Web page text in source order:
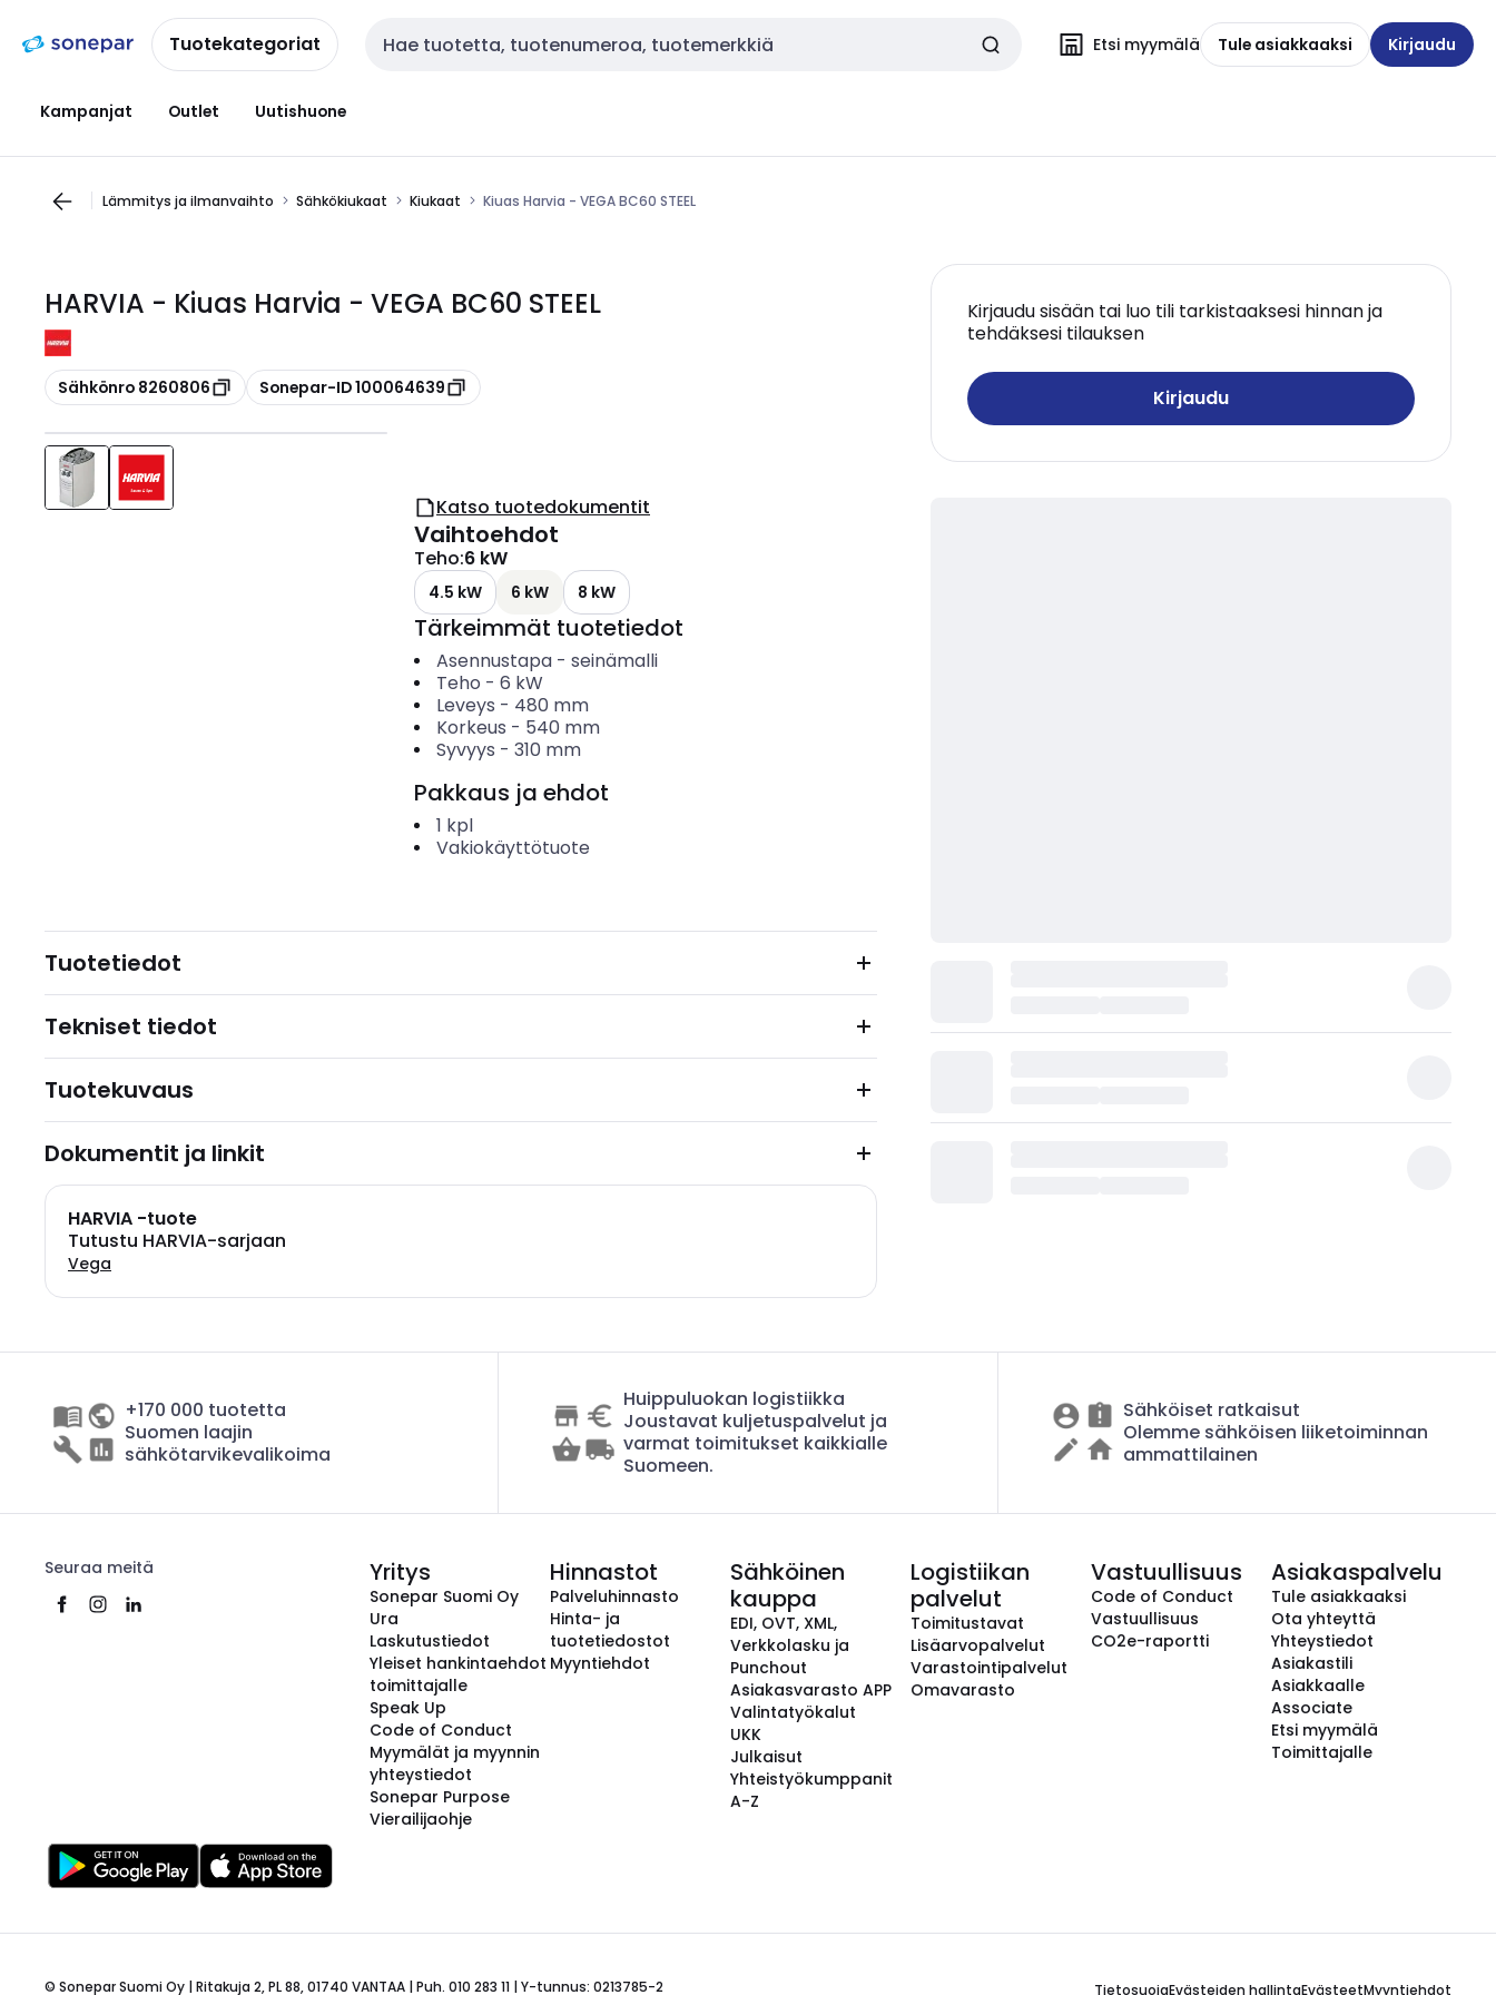
navigointiinsisältöönTuotekategoriat Haku Etsi myymälä Tule asiakkaaksi Kirjaudu
Kampanjat Outlet Uutishuone
Lämmitys ja ilmanvaihto Sähkökiukaat Kiukaat Kiuas Harvia - VEGA BC60 STEEL
HARVIA - Kiuas Harvia - VEGA BC60 STEEL
Kopioi
Sähkönro 8260806 Kopioi
Sonepar-ID 100064639
Kirjaudu sisään tai luo tili tarkistaaksesi hinnan ja
tehdäksesi tilauksen
Kirjaudu
Katso tuotedokumentit
Vaihtoehdot
Teho:6 kW
4.5 kW 6 kW 8 kW
Tärkeimmät tuotetiedot
Asennustapa- seinämalli
Teho - 6 kW
Leveys - 480 mm
Korkeus - 540 mm
Syvyys - 310 mm
Pakkaus ja ehdot
1 kpl
Vakiokäyttötuote
Tuotetiedot
Tekniset tiedot
Tuotekuvaus
Dokumentit ja linkit
HARVIA -tuote
Tutustu HARVIA-sarjaan
Vega
+170 000 tuotetta
Suomen laajin
sähkötarvikevalikoima
Huippuluokan logistiikka
Joustavat kuljetuspalvelut ja
varmat toimitukset kaikkialle
Suomeen.
Sähköiset ratkaisut
Olemme sähköisen liiketoiminnan
ammattilainen
Seuraa meitä Yritys
Sonepar Suomi Oy
Ura
Laskutustiedot
Yleiset hankintaehdot
toimittajalle
Speak Up
Code of Conduct
Myymälät ja myynnin
yhteystiedot
Sonepar Purpose
Vierailijaohje
Hinnastot
Palveluhinnasto
Hinta- ja
tuotetiedostot
Myyntiehdot
Sähköinen
kauppa
EDI, OVT, XML,
Verkkolasku ja
Punchout
Asiakasvarasto APP
Valintatyökalut
UKK
Julkaisut
Yhteistyökumppanit
A-Z
Logistiikan
palvelut
Toimitustavat
Lisäarvopalvelut
Varastointipalvelut
Omavarasto
Vastuullisuus
Code of Conduct
Vastuullisuus
CO2e-raportti
Asiakaspalvelu
Tule asiakkaaksi
Ota yhteyttä
Yhteystiedot
Asiakastili
Asiakkaalle
Associate
Etsi myymälä
Toimittajalle
© Sonepar Suomi Oy | Ritakuja 2, PL 88, 01740 VANTAA | Puh. 010 283 11 | Y-tunnus: 0213785-2 TietosuojaEvästeiden hallintaEvästeetMyyntiehdot